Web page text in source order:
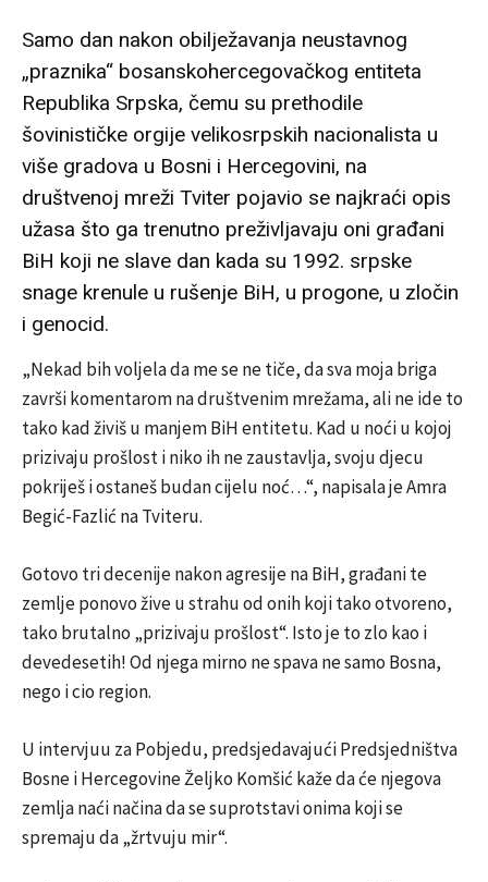
Samo dan nakon obilježavanja neustavnog
„praznika“ bosanskohercegovačkog entiteta
Republika Srpska, čemu su prethodile
šovinističke orgije velikosrpskih nacionalista u
više gradova u Bosni i Hercegovini, na
društvenoj mreži Tviter pojavio se najkraći opis
užasa što ga trenutno preživljavaju oni građani
BiH koji ne slave dan kada su 1992. srpske
snage krenule u rušenje BiH, u progone, u zločin
i genocid.
„Nekad bih voljela da me se ne tiče, da sva moja briga
završi komentarom na društvenim mrežama, ali ne ide to
tako kad živiš u manjem BiH entitetu. Kad u noći u kojoj
prizivaju prošlost i niko ih ne zaustavlja, svoju djecu
pokriješ i ostaneš budan cijelu noć…“, napisala je Amra
Begić-Fazlić na Tviteru.
Gotovo tri decenije nakon agresije na BiH, građani te
zemlje ponovo žive u strahu od onih koji tako otvoreno,
tako brutalno „prizivaju prošlost“. Isto je to zlo kao i
devedesetih! Od njega mirno ne spava ne samo Bosna,
nego i cio region.
U intervjuu za Pobjedu, predsjedavajući Predsjedništva
Bosne i Hercegovine Željko Komšić kaže da će njegova
zemlja naći načina da se suprotstavi onima koji se
spremaju da „žrtvuju mir“.